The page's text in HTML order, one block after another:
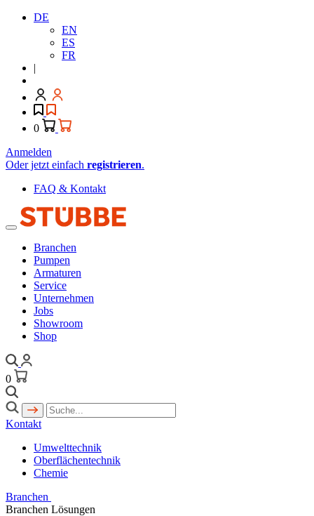
DE
EN
ES
FR
|
0
Anmelden
Oder jetzt einfach registrieren.
FAQ & Kontakt
Branchen
Pumpen
Armaturen
Service
Unternehmen
Jobs
Showroom
Shop
0
Kontakt
Umwelttechnik
Oberflächentechnik
Chemie
Branchen
Branchen Lösungen